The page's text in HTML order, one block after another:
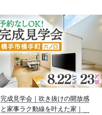
完成見学会｜吹き抜けの開放感
と家事ラク動線を叶えた家｜横